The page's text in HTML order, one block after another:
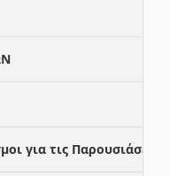
για τις Παρουσιάσεις